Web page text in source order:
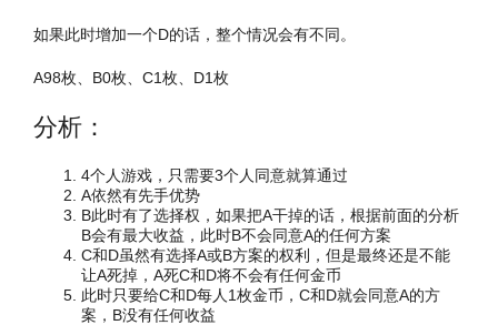
如果此时增加一个D的话，整个情况会有不同。
A98枚、B0枚、C1枚、D1枚
分析：
4个人游戏，只需要3个人同意就算通过
A依然有先手优势
B此时有了选择权，如果把A干掉的话，根据前面的分析
B会有最大收益，此时B不会同意A的任何方案
C和D虽然有选择A或B方案的权利，但是最终还是不能
让A死掉，A死C和D将不会有任何金币
此时只要给C和D每人1枚金币，C和D就会同意A的方
案，B没有任何收益